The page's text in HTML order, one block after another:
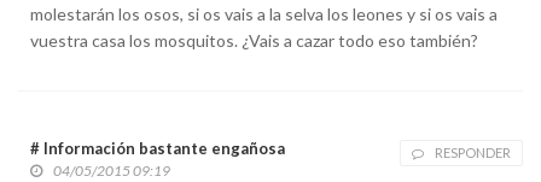
molestarán los osos, si os vais a la selva los leones y si os vais a
vuestra casa los mosquitos. ¿Vais a cazar todo eso también?
# Información bastante engañosa RESPONDER
04/05/2015 09:19